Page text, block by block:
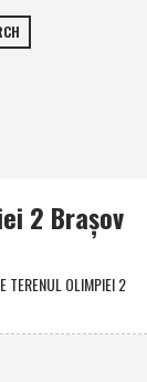
2 Braşov
TERENUL OLIMPIEI 2